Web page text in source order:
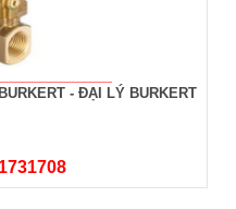
- ĐẠI LÝ BURKERT